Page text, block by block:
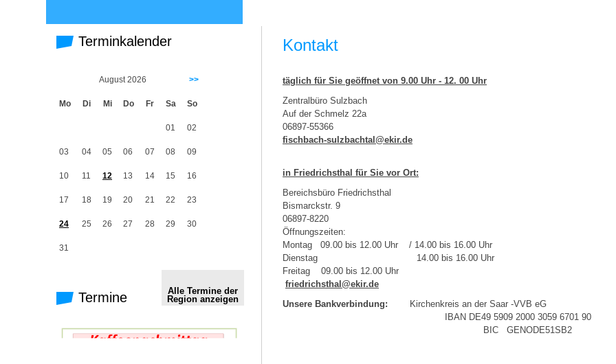
Terminkalender
August 2026 >>
Mo Di Mi Do Fr Sa So
01 02
03 04 05 06 07 08 09
10 11 12 13 14 15 16
17 18 19 20 21 22 23
24 25 26 27 28 29 30
31
Termine
Alle Termine der
Region anzeigen
Kontakt
täglich für Sie geöffnet von 9.00 Uhr - 12. 00 Uhr
Zentralbüro Sulzbach
Auf der Schmelz 22a
06897-55366
fischbach-sulzbachtal@ekir.de
in Friedrichsthal für Sie vor Ort:
Bereichsbüro Friedrichsthal
Bismarckstr. 9
06897-8220
Öffnungszeiten:
Montag 09.00 bis 12.00 Uhr / 14.00 bis 16.00 Uhr
Dienstag 14.00 bis 16.00 Uhr
Freitag 09.00 bis 12.00 Uhr
friedrichsthal@ekir.de
Unsere Bankverbindung:
Kirchenkreis an der Saar -VVB
IBAN DE49 5909 2000 3059 6701
BIC GENODE51SB2